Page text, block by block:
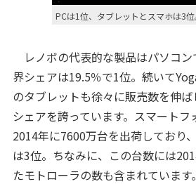
PCは1位、タブレットとスマホは3位
レノボの代表的な製品はパソコ
界シェアは19.5％で1位。続いて
のタブレットも徐々に販売数を伸
シェアを誇っています。スマートフ
2014年に7600万台を出荷しており
は3位。ちなみに、この台数には
たモトローラの数も含まれています。